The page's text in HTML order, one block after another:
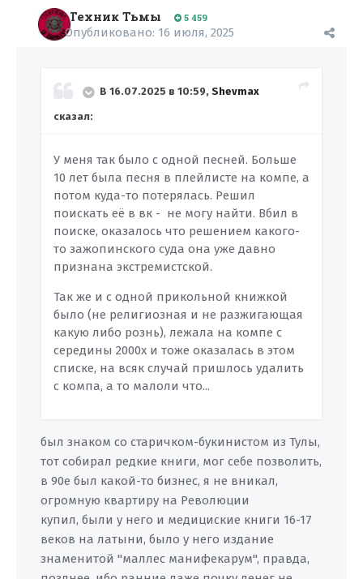
Техник Тьмы 5 459
Опубликовано: 16 июля, 2025
В 16.07.2025 в 10:59, Shevmax
сказал:
У меня так было с одной песней. Больше
10 лет была песня в плейлисте на компе, а
потом куда-то потерялась. Решил
поискать её в вк - не могу найти. Вбил в
поиске, оказалось что решением какого-
то зажопинского суда она уже давно
признана экстремистской.
Так же и с одной прикольной книжкой
было (не религиозная и не разжигающая
какую либо рознь), лежала на компе с
середины 2000х и тоже оказалась в этом
списке, на всяк случай пришлось удалить
с компа, а то малоли что...
был знаком со старичком-букинистом из Тулы,
тот собирал редкие книги, мог себе позволить,
в 90е был какой-то бизнес, я не вникал,
огромную квартиру на Революции
купил, были у него и медициские книги 16-17
веков на латыни, было у него издание
знаменитой "маллес манифекарум", правда,